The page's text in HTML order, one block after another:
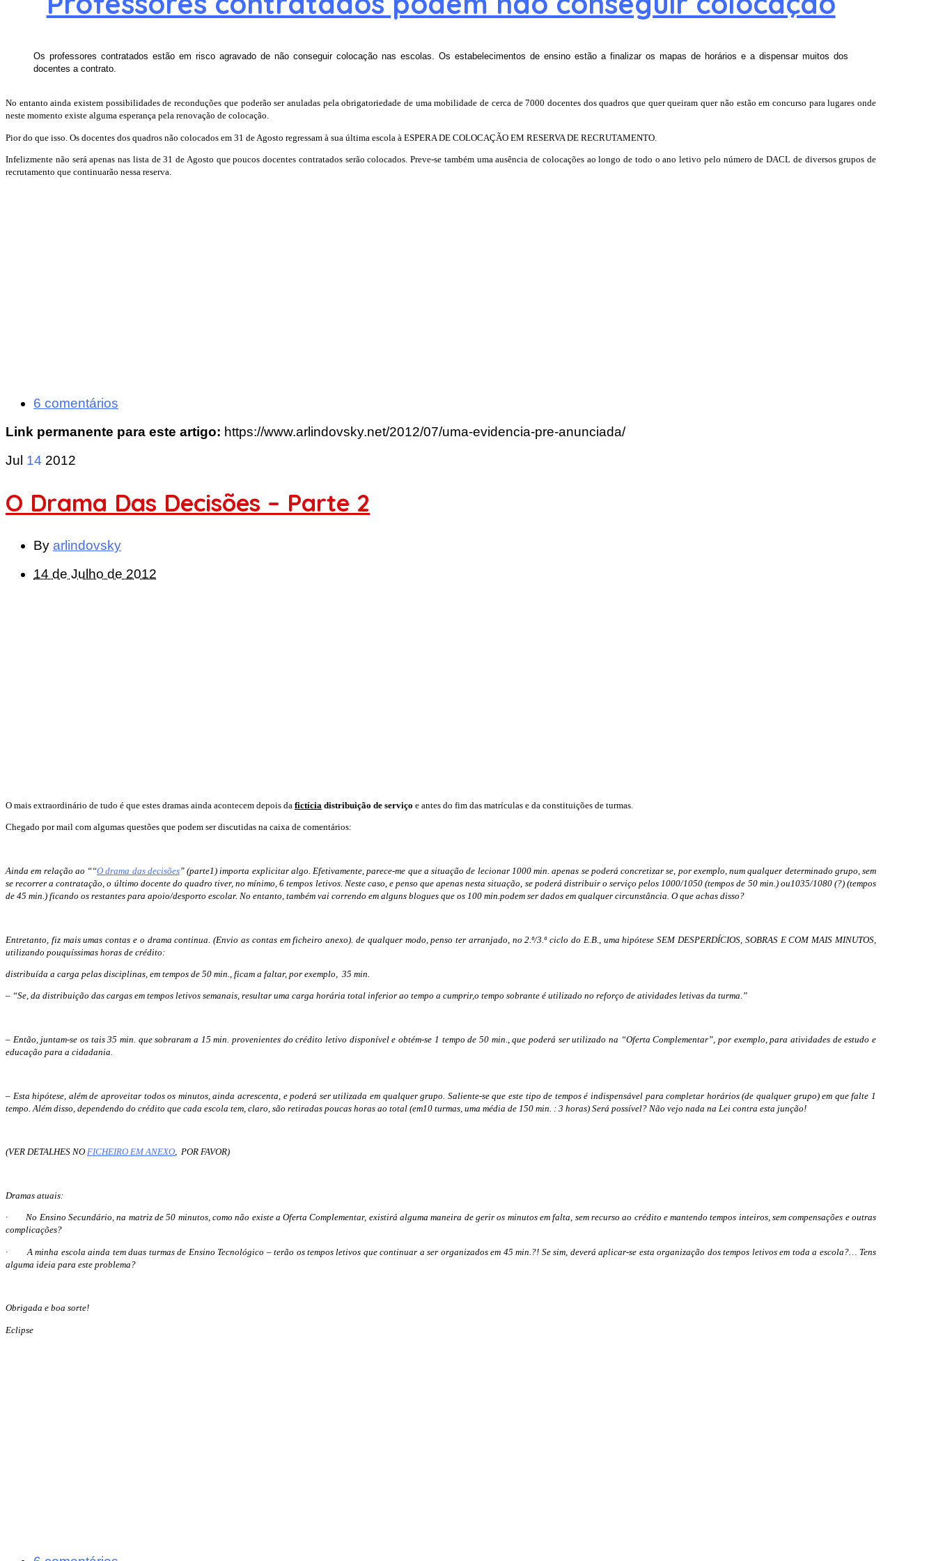
Os professores contratados estão em risco agravado de não conseguir colocação nas escolas. Os estabelecimentos de ensino estão a finalizar os mapas de horários e a dispensar muitos dos
docentes a contrato.
No entanto ainda existem possibilidades de reconduções que poderão ser anuladas pela obrigatoriedade de uma mobilidade de cerca de 7000 docentes dos quadros que quer queiram quer não estão em concurso para lugares onde
neste momento existe alguma esperança pela renovação de colocação.
Pior do que isso. Os docentes dos quadros não colocados em 31 de Agosto regressam à sua última escola à ESPERA DE COLOCAÇÃO EM RESERVA DE RECRUTAMENTO.
Infelizmente não será apenas nas lista de 31 de Agosto que poucos docentes contratados serão colocados. Preve-se também uma ausência de colocações ao longo de todo o ano letivo pelo número de DACL de diversos grupos de
recrutamento que continuarão nessa reserva.
6 comentários
Link permanente para este artigo: https://www.arlindovsky.net/2012/07/uma-evidencia-pre-anunciada/
Jul 14 2012
O Drama Das Decisões – Parte 2
By arlindovsky
14 de Julho de 2012
O mais extraordinário de tudo é que estes dramas ainda acontecem depois da fictícia distribuição de serviço e antes do fim das matrículas e da constituições de turmas.
Chegado por mail com algumas questões que podem ser discutidas na caixa de comentários:
Ainda em relação ao ““O drama das decisões” (parte1) importa explicitar algo. Efetivamente, parece-me que a situação de lecionar 1000 min. apenas se poderá concretizar se, por exemplo, num qualquer determinado grupo, sem
se recorrer a contratação, o último docente do quadro tiver, no mínimo, 6 tempos letivos. Neste caso, e penso que apenas nesta situação, se poderá distribuir o serviço pelos 1000/1050 (tempos de 50 min.) ou1035/1080 (?) (tempos
de 45 min.) ficando os restantes para apoio/desporto escolar. No entanto, também vai correndo em alguns blogues que os 100 min.podem ser dados em qualquer circunstância. O que achas disso?
Entretanto, fiz mais umas contas e o drama continua. (Envio as contas em ficheiro anexo). de qualquer modo, penso ter arranjado, no 2.º/3.º ciclo do E.B., uma hipótese SEM DESPERDÍCIOS, SOBRAS E COM MAIS MINUTOS,
utilizando pouquíssimas horas de crédito:
distribuída a carga pelas disciplinas, em tempos de 50 min., ficam a faltar, por exemplo, 35 min.
– “Se, da distribuição das cargas em tempos letivos semanais, resultar uma carga horária total inferior ao tempo a cumprir,o tempo sobrante é utilizado no reforço de atividades letivas da turma.”
– Então, juntam-se os tais 35 min. que sobraram a 15 min. provenientes do crédito letivo disponível e obtém-se 1 tempo de 50 min., que poderá ser utilizado na “Oferta Complementar”, por exemplo, para atividades de estudo e
educação para a cidadania.
– Esta hipótese, além de aproveitar todos os minutos, ainda acrescenta, e poderá ser utilizada em qualquer grupo. Saliente-se que este tipo de tempos é indispensável para completar horários (de qualquer grupo) em que falte 1
tempo. Além disso, dependendo do crédito que cada escola tem, claro, são retiradas poucas horas ao total (em10 turmas, uma média de 150 min. : 3 horas) Será possível? Não vejo nada na Lei contra esta junção!
(VER DETALHES NO FICHEIRO EM ANEXO, POR FAVOR)
Dramas atuais:
· No Ensino Secundário, na matriz de 50 minutos, como não existe a Oferta Complementar, existirá alguma maneira de gerir os minutos em falta, sem recurso ao crédito e mantendo tempos inteiros, sem compensações e outras
complicações?
· A minha escola ainda tem duas turmas de Ensino Tecnológico – terão os tempos letivos que continuar a ser organizados em 45 min.?! Se sim, deverá aplicar-se esta organização dos tempos letivos em toda a escola?… Tens
alguma ideia para este problema?
Obrigada e boa sorte!
Eclipse